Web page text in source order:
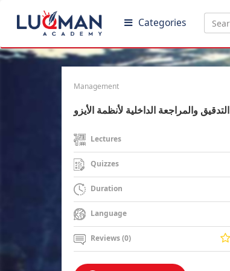
Categories
Management
التدقيق والمراجعة الداخلية لأنظمة الأيزو
Lectures
Quizzes
Duration
Language
Reviews (0)